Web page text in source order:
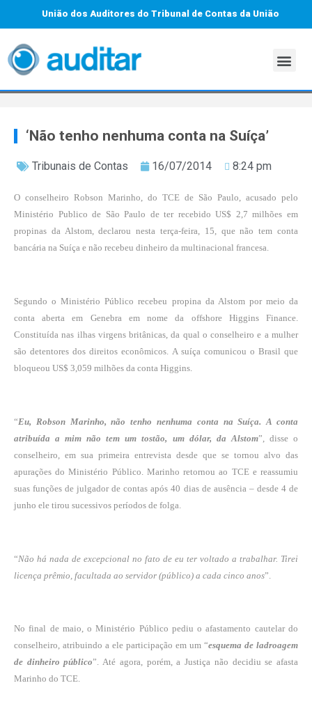
União dos Auditores do Tribunal de Contas da União
‘Não tenho nenhuma conta na Suíça’
Tribunais de Contas 16/07/2014 8:24 pm
O conselheiro Robson Marinho, do TCE de São Paulo, acusado pelo
Ministério Publico de São Paulo de ter recebido US$ 2,7 milhões em
propinas da Alstom, declarou nesta terça-feira, 15, que não tem conta
bancária na Suíça e não recebeu dinheiro da multinacional francesa.
Segundo o Ministério Público recebeu propina da Alstom por meio da
conta aberta em Genebra em nome da offshore Higgins Finance.
Constituída nas ilhas virgens britânicas, da qual o conselheiro e a mulher
são detentores dos direitos econômicos. A suíça comunicou o Brasil que
bloqueou US$ 3,059 milhões da conta Higgins.
“Eu, Robson Marinho, não tenho nenhuma conta na Suíça. A conta
atribuída a mim não tem um tostão, um dólar, da Alstom”, disse o
conselheiro, em sua primeira entrevista desde que se tornou alvo das
apurações do Ministério Público. Marinho retornou ao TCE e reassumiu
suas funções de julgador de contas após 40 dias de ausência – desde 4 de
junho ele tirou sucessivos períodos de folga.
“Não há nada de excepcional no fato de eu ter voltado a trabalhar. Tirei
licença prêmio, facultada ao servidor (público) a cada cinco anos”.
No final de maio, o Ministério Público pediu o afastamento cautelar do
conselheiro, atribuindo a ele participação em um “esquema de ladroagem
de dinheiro público”. Até agora, porém, a Justiça não decidiu se afasta
Marinho do TCE.